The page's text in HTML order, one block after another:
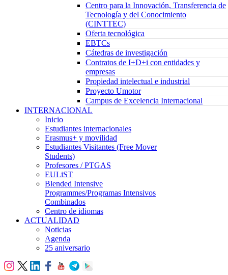
Centro para la Innovación, Transferencia de
Tecnología y del Conocimiento
(CINTTEC)
Oferta tecnológica
EBTCs
Cátedras de investigación
Contratos de I+D+i con entidades y
empresas
Propiedad intelectual e industrial
Proyecto Umotor
Campus de Excelencia Internacional
INTERNACIONAL
Inicio
Estudiantes internacionales
Erasmus+ y movilidad
Estudiantes Visitantes (Free Mover
Students)
Profesores / PTGAS
EULiST
Blended Intensive
Programmes/Programas Intensivos
Combinados
Centro de idiomas
ACTUALIDAD
Noticias
Agenda
25 aniversario